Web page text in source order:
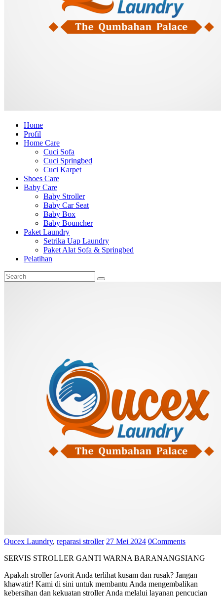
Home
Profil
Home Care
Cuci Sofa
Cuci Springbed
Cuci Karpet
Shoes Care
Baby Care
Baby Stroller
Baby Car Seat
Baby Box
Baby Bouncher
Paket Laundry
Setrika Uap Laundry
Paket Alat Sofa & Springbed
Pelatihan
Qucex Laundry, reparasi stroller 27 Mei 2024 0Comments
SERVIS STROLLER GANTI WARNA BARANANGSIANG
Apakah stroller favorit Anda terlihat kusam dan rusak? Jangan
khawatir! Kami di sini untuk membantu Anda mengembalikan
kebersihan dan kekuatan stroller Anda melalui layanan pencucian